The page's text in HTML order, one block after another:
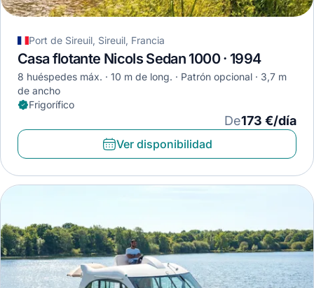
Port de Sireuil, Sireuil, Francia
Casa flotante Nicols Sedan 1000 · 1994
8 huéspedes máx. 10 m de long. Patrón opcional
3,7 m
de ancho
Frigorífico
De173 €/día
Ver disponibilidad